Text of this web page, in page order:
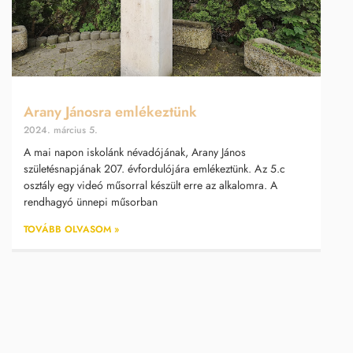
Arany Jánosra emlékeztünk
2024. március 5.
A mai napon iskolánk névadójának, Arany János
születésnapjának 207. évfordulójára emlékeztünk. Az 5.c
osztály egy videó műsorral készült erre az alkalomra. A
rendhagyó ünnepi műsorban
TOVÁBB OLVASOM »